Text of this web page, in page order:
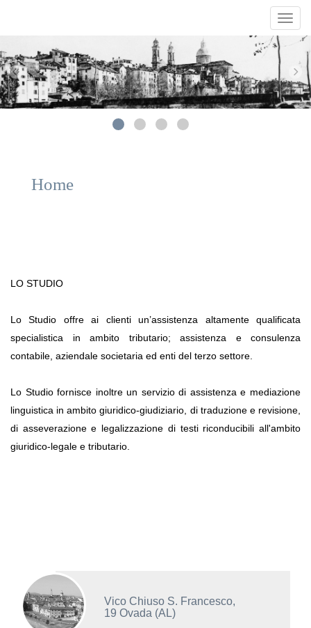
Home
LO STUDIO
Lo Studio offre ai clienti un’assistenza altamente qualificata
specialistica in ambito tributario; assistenza e consulenza
contabile, aziendale societaria ed enti del terzo settore.
Lo Studio fornisce inoltre un servizio di assistenza e mediazione
linguistica in ambito giuridico-giudiziario, di traduzione e revisione,
di asseverazione e legalizzazione di testi riconducibili all'ambito
giuridico-legale e tributario.
Vico Chiuso S. Francesco,
19 Ovada (AL)